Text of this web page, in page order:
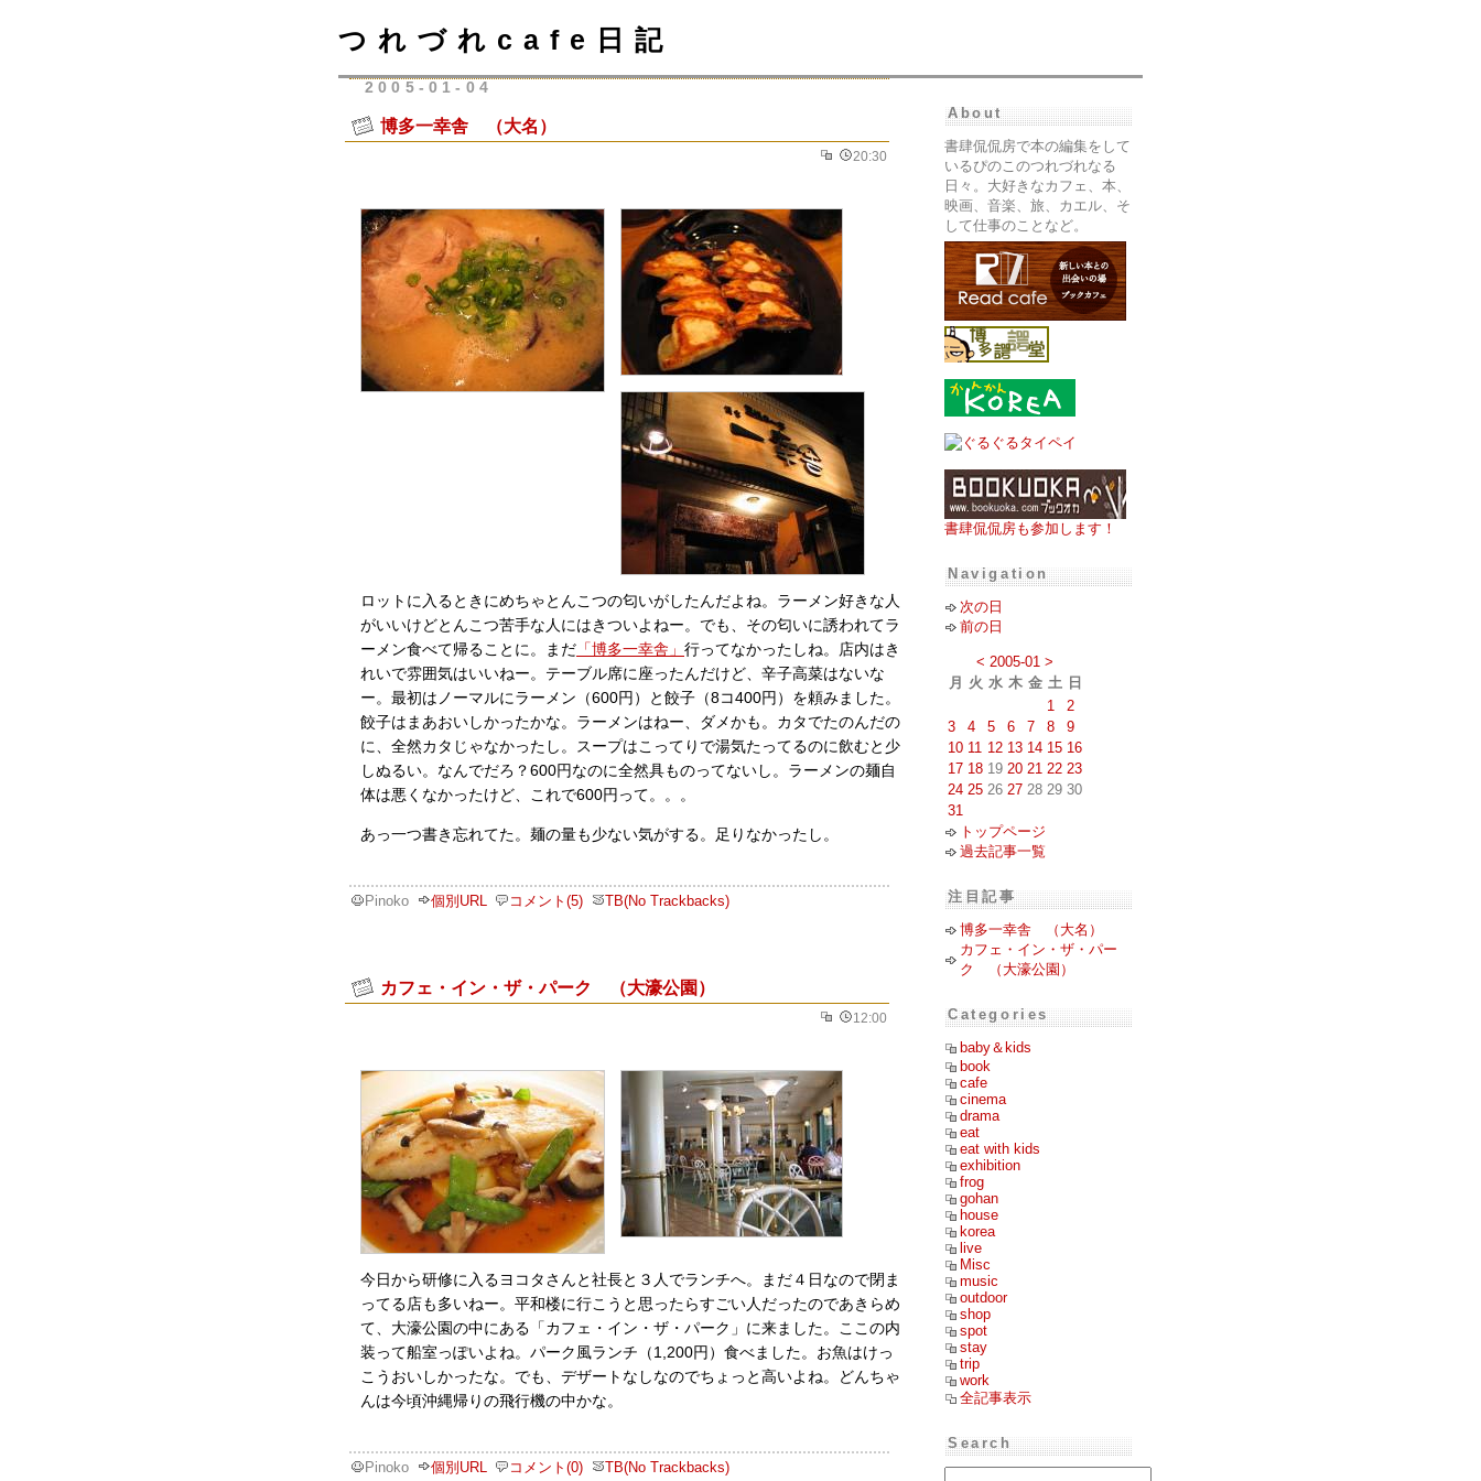
つれづれcafe日記
2005-01-04
博多一幸舎 （大名）
20:30
ロットに入るときにめちゃとんこつの匂いがしたんだよね。ラーメン好きな人
がいいけどとんこつ苦手な人にはきついよねー。でも、その匂いに誘われてラ
ーメン食べて帰ることに。まだ 「博多一幸舎」 行ってなかったしね。店内はき
れいで雰囲気はいいねー。テーブル席に座ったんだけど、辛子高菜はないな
ー。最初はノーマルにラーメン（600円）と餃子（8コ400円）を頼みました。
餃子はまあおいしかったかな。ラーメンはねー、ダメかも。カタでたのんだの
に、全然カタじゃなかったし。スープはこってりで湯気たってるのに飲むと少
しぬるい。なんでだろ？600円なのに全然具ものってないし。ラーメンの麺自
体は悪くなかったけど、これで600円って。。。
あっ一つ書き忘れてた。麺の量も少ない気がする。足りなかったし。
Pinoko 個別URL コメント(5) TB(No Trackbacks)
カフェ・イン・ザ・パーク （大濠公園）
12:00
今日から研修に入るヨコタさんと社長と３人でランチへ。まだ４日なので閉ま
ってる店も多いねー。平和楼に行こうと思ったらすごい人だったのであきらめ
て、大濠公園の中にある「カフェ・イン・ザ・パーク」に来ました。ここの内
装って船室っぽいよね。パーク風ランチ（1,200円）食べました。お魚はけっ
こうおいしかったな。でも、デザートなしなのでちょっと高いよね。どんちゃ
んは今頃沖縄帰りの飛行機の中かな。
Pinoko 個別URL コメント(0) TB(No Trackbacks)
About
書肆侃侃房で本の編集をして
いるぴのこのつれづれなる
日々。大好きなカフェ、本、
映画、音楽、旅、カエル、そ
して仕事のことなど。
書肆侃侃房も参加します！
Navigation
次の日
前の日
< 2005-01 >
月
火 水 木 金 土 日
1
2
3
4 5 6 7 8
9
10 11 12 13 14 15 16
17 18 19 20 21 22 23
24 25 26 27 28 29 30
31
トップページ
過去記事一覧
注目記事
博多一幸舎 （大名）
カフェ・イン・ザ・パー
ク （大濠公園）
Categories
baby＆kids
book
cafe
cinema
drama
eat
eat with kids
exhibition
frog
gohan
house
korea
live
Misc
music
outdoor
shop
spot
stay
trip
work
全記事表示
Search